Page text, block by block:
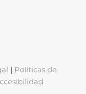
| Políticas de